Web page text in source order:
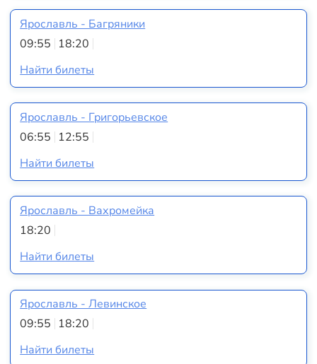
Ярославль - Багряники
09:55 18:20
Найти билеты
Ярославль - Григорьевское
06:55 12:55
Найти билеты
Ярославль - Вахромейка
18:20
Найти билеты
Ярославль - Левинское
09:55 18:20
Найти билеты